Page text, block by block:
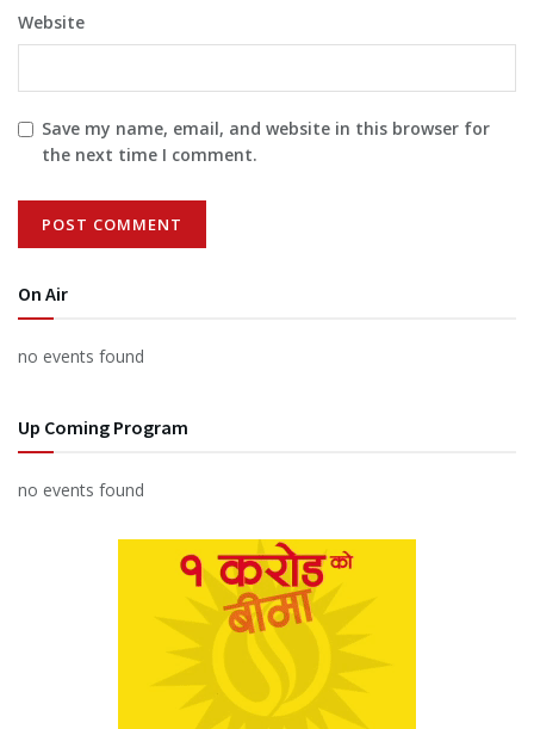
Website
Save my name, email, and website in this browser for
the next time I comment.
On Air
no events found
Up Coming Program
no events found